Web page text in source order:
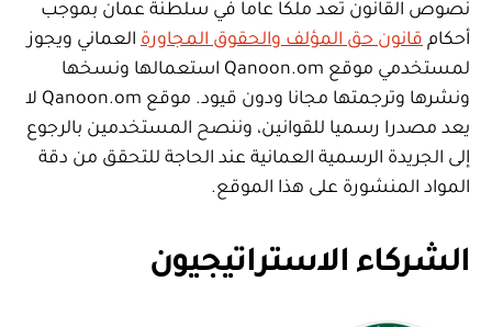
نصوص القانون تعد ملكا عاما في سلطنة عمان بموجب
أحكام قانون حق المؤلف والحقوق المجاورة العماني ويجوز
لمستخدمي موقع Qanoon.om استعمالها ونسخها
ونشرها وترجمتها مجانا ودون قيود. موقع Qanoon.om لا
يعد مصدرا رسميا للقوانين، وننصح المستخدمين بالرجوع
إلى الجريدة الرسمية العمانية عند الحاجة للتحقق من دقة
المواد المنشورة على هذا الموقع.
الشركاء الاستراتيجيون